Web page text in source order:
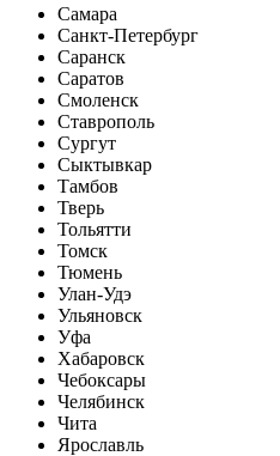
Самара
Санкт-Петербург
Саранск
Саратов
Смоленск
Ставрополь
Сургут
Сыктывкар
Тамбов
Тверь
Тольятти
Томск
Тюмень
Улан-Удэ
Ульяновск
Уфа
Хабаровск
Чебоксары
Челябинск
Чита
Ярославль